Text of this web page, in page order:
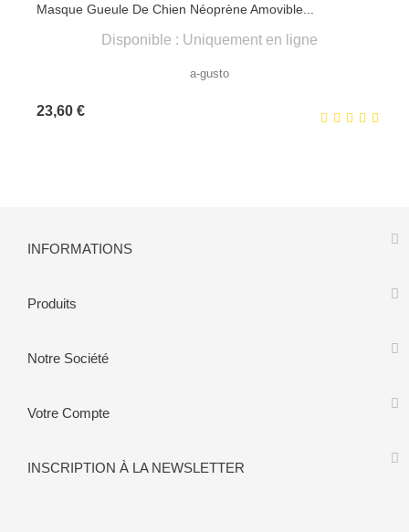
Masque Gueule De Chien Néoprène Amovible...
Disponible : Uniquement en ligne
a-gusto
23,60 €Prix
INFORMATIONS
Produits
Notre Société
Votre Compte
INSCRIPTION À LA NEWSLETTER